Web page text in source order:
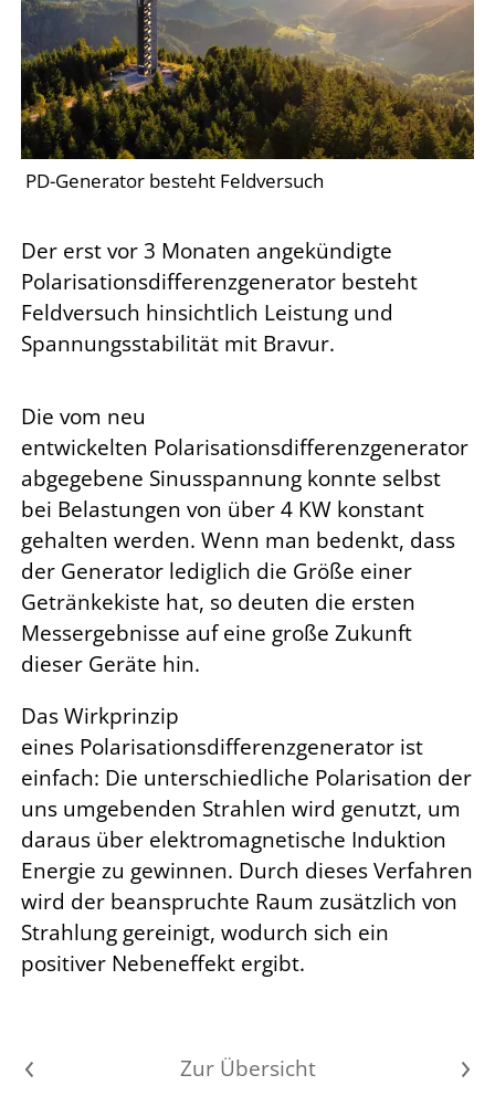
PD-Generator besteht Feldversuch
Der erst vor 3 Monaten angekündigte
Polarisationsdifferenzgenerator besteht
Feldversuch hinsichtlich Leistung und
Spannungsstabilität mit Bravur.
Die vom neu
entwickelten Polarisationsdifferenzgenerator
abgegebene Sinusspannung konnte selbst
bei Belastungen von über 4 KW konstant
gehalten werden. Wenn man bedenkt, dass
der Generator lediglich die Größe einer
Getränkekiste hat, so deuten die ersten
Messergebnisse auf eine große Zukunft
dieser Geräte hin.
Das Wirkprinzip
eines Polarisationsdifferenzgenerator ist
einfach: Die unterschiedliche Polarisation der
uns umgebenden Strahlen wird genutzt, um
daraus über elektromagnetische Induktion
Energie zu gewinnen. Durch dieses Verfahren
wird der beanspruchte Raum zusätzlich von
Strahlung gereinigt, wodurch sich ein
positiver Nebeneffekt ergibt.
Vorheriger ArtikelZur ÜbersichtNächster Artikel